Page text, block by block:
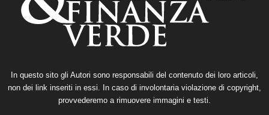
In questo sito gli Autori sono responsabili del contenuto dei loro articoli,
non dei link inseriti in essi. In caso di involontaria violazione di copyright,
provvederemo a rimuovere immagini e testi.